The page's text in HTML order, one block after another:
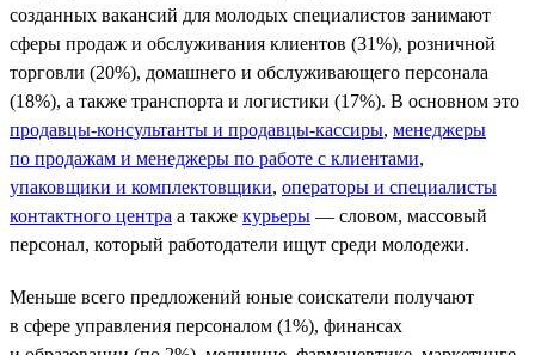
созданных вакансий для молодых специалистов занимают
сферы продаж и обслуживания клиентов (31%), розничной
торговли (20%), домашнего и обслуживающего персонала
(18%), а также транспорта и логистики (17%). В основном это
продавцы-консультанты и продавцы-кассиры, менеджеры
по продажам и менеджеры по работе с клиентами,
упаковщики и комплектовщики, операторы и специалисты
контактного центра а также курьеры — словом, массовый
персонал, который работодатели ищут среди молодежи.
Меньше всего предложений юные соискатели получают
в сфере управления персоналом (1%), финансах